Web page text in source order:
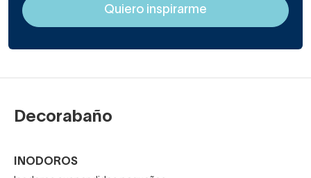
Decorabaño
INODOROS